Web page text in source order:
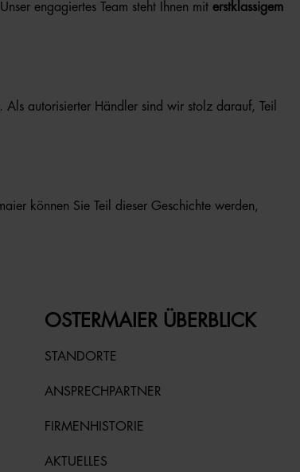
engagiertes Team steht Ihnen mit erstklassigem
Als autorisierter Händler sind wir stolz darauf, Teil
können Sie Teil dieser Geschichte werden,
OSTERMAIER ÜBERBLICK
STANDORTE
ANSPRECHPARTNER
FIRMENHISTORIE
AKTUELLES